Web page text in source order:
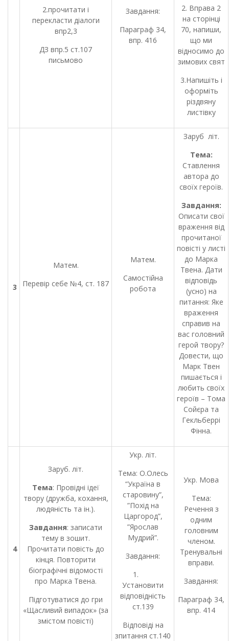
2.прочитати і
перекласти діалоги
впр2,3
ДЗ впр.5 ст.107
письмово
Завдання:
Параграф 34,
впр. 416
2. Вправа 2
на сторінці
70, напиши,
що ми
відносимо до
зимових свят
3.Напишіть і
оформіть
різдвяну
листівку
3
Матем.
Перевір себе №4, ст. 187
Матем.
Самостійна
робота
Заруб літ.
Тема:
Ставлення
автора до
своїх героїв.
Завдання:
Описати свої
враження від
прочитаної
повісті у листі
до Марка
Твена. Дати
відповідь
(усно) на
питання: Яке
враження
справив на
вас головний
герой твору?
Довести, що
Марк Твен
пишається і
любить своїх
героїв – Тома
Сойєра та
Гекльберрі
Фінна.
4
Заруб. літ.
Тема: Провідні ідеї
твору (дружба, кохання,
людяність та ін.).
Завдання: записати
тему в зошит.
Прочитати повість до
кінця. Повторити
біографічні відомості
про Марка Твена.
Підготуватися до гри
«Щасливий випадок» (за
змістом повісті)
Укр. літ.
Тема: О.Олесь
“Україна в
старовину”,
”Похід на
Царгород”,
”Ярослав
Мудрий”.
Завдання:
1.
Установити
відповідність
ст.139
Відповіді на
зпитання ст.140
Укр. Мова
Тема:
Речення з
одним
головним
членом.
Тренувальні
вправи.
Завдання:
Параграф 34,
впр. 414